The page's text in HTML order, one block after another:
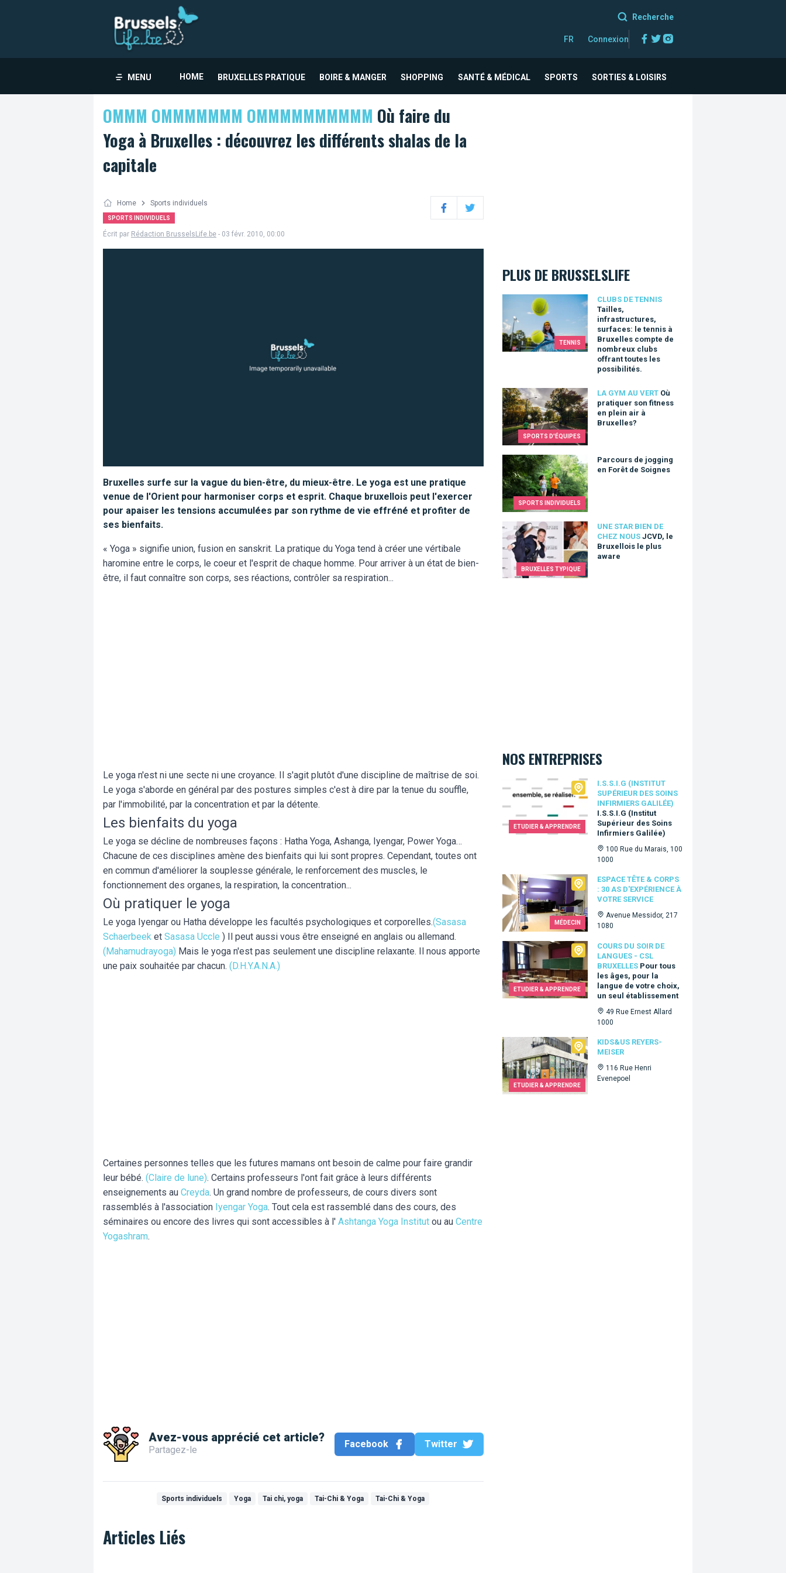
Recherche
FR Connexion Facebook
Twitter
MENU HOME BRUXELLES PRATIQUE BOIRE & MANGER SHOPPING SANTÉ & MÉDICAL SPORTS SORTIES & LOISIRS
OMMM OMMMMMMM OMMMMMMMMMM Où faire du
Yoga à Bruxelles : découvrez les différents shalas de la
capitale
Home Sports individuels
SPORTS INDIVIDUELS FacebookTwitter
Écrit par Rédaction BrusselsLife.be - 03 févr. 2010, 00:00
Bruxelles surfe sur la vague du bien-être, du mieux-être. Le yoga est une pratique
venue de l'Orient pour harmoniser corps et esprit. Chaque bruxellois peut l'exercer
pour apaiser les tensions accumulées par son rythme de vie effréné et profiter de
ses bienfaits.
« Yoga » signifie union, fusion en sanskrit. La pratique du Yoga tend à créer une vértibale
haromine entre le corps, le coeur et l'esprit de chaque homme. Pour arriver à un état de bien-
être, il faut connaître son corps, ses réactions, contrôler sa respiration...
Le yoga n'est ni une secte ni une croyance. Il s'agit plutôt d'une discipline de maîtrise de soi.
Le yoga s'aborde en général par des postures simples c'est à dire par la tenue du souffle,
par l'immobilité, par la concentration et par la détente.
Les bienfaits du yoga
Le yoga se décline de nombreuses façons : Hatha Yoga, Ashanga, Iyengar, Power Yoga…
Chacune de ces disciplines amène des bienfaits qui lui sont propres. Cependant, toutes ont
en commun d'améliorer la souplesse générale, le renforcement des muscles, le
fonctionnement des organes, la respiration, la concentration...
Où pratiquer le yoga
Le yoga Iyengar ou Hatha développe les facultés psychologiques et corporelles.(Sasasa
Schaerbeek et Sasasa Uccle ) Il peut aussi vous être enseigné en anglais ou allemand.
(Mahamudrayoga) Mais le yoga n'est pas seulement une discipline relaxante. Il nous apporte
une paix souhaitée par chacun. (D.H.Y.A.N.A.)
Certaines personnes telles que les futures mamans ont besoin de calme pour faire grandir
leur bébé. (Claire de lune). Certains professeurs l'ont fait grâce à leurs différents
enseignements au Creyda. Un grand nombre de professeurs, de cours divers sont
rassemblés à l'association Iyengar Yoga. Tout cela est rassemblé dans des cours, des
séminaires ou encore des livres qui sont accessibles à l' Ashtanga Yoga Institut ou au Centre
Yogashram.
Avez-vous apprécié cet article?
Partagez-le
Facebook Twitter
Sports individuels Yoga Tai chi, yoga Tai-Chi & Yoga Tai-Chi & Yoga
Articles Liés
PLUS DE BRUSSELSLIFE
TENNIS
CLUBS DE TENNIS
Tailles,
infrastructures,
surfaces: le tennis à
Bruxelles compte de
nombreux clubs
offrant toutes les
possibilités.
Tailles, infrastructures, surfaces: le tennis à Bruxelles compte de
SPORTS D'ÉQUIPES
LA GYM AU VERT Où
pratiquer son fitness
en plein air à
Bruxelles?
Où pratiquer son fitness en plein air à Bruxelles?
SPORTS INDIVIDUELS
Parcours de jogging
en Forêt de Soignes
Parcours de jogging en Forêt de Soignes
BRUXELLES TYPIQUE
UNE STAR BIEN DE
CHEZ NOUS JCVD, le
Bruxellois le plus
aware
JCVD, le Bruxellois le plus aware
NOS ENTREPRISES
ETUDIER & APPRENDRE
I.S.S.I.G (INSTITUT
SUPÉRIEUR DES SOINS
INFIRMIERS GALILÉE)
I.S.S.I.G (Institut
Supérieur des Soins
Infirmiers Galilée)
100 Rue du Marais, 100
1000
I.S.S.I.G (Institut Supérieur des Soins Infirmiers Galilée)
MÉDECIN
ESPACE TÊTE & CORPS
: 30 AS D'EXPÉRIENCE À
VOTRE SERVICE
Avenue Messidor, 217
1080
Espace Tête & Corps : 30 as d'expérience à votre service
ETUDIER & APPRENDRE
COURS DU SOIR DE
LANGUES - CSL
BRUXELLES Pour tous
les âges, pour la
langue de votre choix,
un seul établissement
49 Rue Ernest Allard
1000
Cours du Soir de Langues - CSL Bruxelles
ETUDIER & APPRENDRE
KIDS&US REYERS-
MEISER
116 Rue Henri
Evenepoel
Kids&Us Reyers-Meiser